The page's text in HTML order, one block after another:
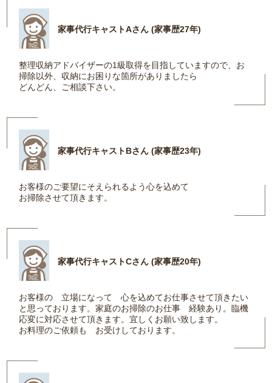
家事代行キャストAさん (家事歴27年)
整理収納アドバイザーの1級取得を目指していますので、お
掃除以外、収納にお困りな箇所がありましたら
どんどん、ご相談下さい。
家事代行キャストBさん (家事歴23年)
お客様のご要望にそえられるよう心を込めて
お掃除させて頂きます。
家事代行キャストCさん (家事歴20年)
お客様の 立場になって 心を込めてお仕事させて頂きたい
と思っております。家庭のお掃除のお仕事 経験あり。臨機
応変に対応させて頂きます。宜しくお願い致します。
お料理のご依頼も お受けしております。